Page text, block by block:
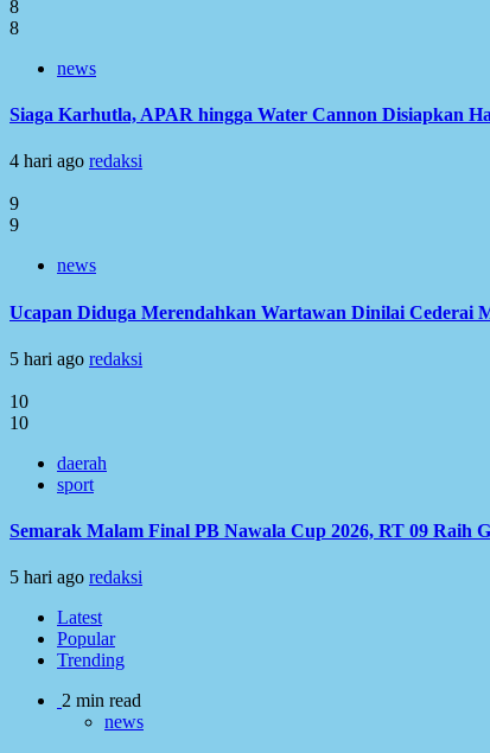
8
8
news
Siaga Karhutla, APAR hingga Water Cannon Disiapkan
4 hari ago redaksi
9
9
news
Ucapan Diduga Merendahkan Wartawan Dinilai Cederai
5 hari ago redaksi
10
10
daerah
sport
Semarak Malam Final PB Nawala Cup 2026, RT 09 Raih
5 hari ago redaksi
Latest
Popular
Trending
2 min read
news